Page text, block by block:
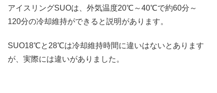
アイスリングSUOは、外気温度20℃～40℃で約60分～
120分の冷却維持ができると説明があります。
SUO18℃と28℃は冷却維持時間に違いはないとあります
が、実際には違いがありました。